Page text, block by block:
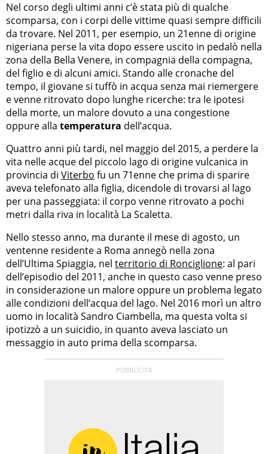
Nel corso degli ultimi anni c’è stata più di qualche
scomparsa, con i corpi delle vittime quasi sempre difficili
da trovare. Nel 2011, per esempio, un 21enne di origine
nigeriana perse la vita dopo essere uscito in pedalò nella
zona della Bella Venere, in compagnia della compagna,
del figlio e di alcuni amici. Stando alle cronache del
tempo, il giovane si tuffò in acqua senza mai riemergere
e venne ritrovato dopo lunghe ricerche: tra le ipotesi
della morte, un malore dovuto a una congestione
oppure alla temperatura dell’acqua.
Quattro anni più tardi, nel maggio del 2015, a perdere la
vita nelle acque del piccolo lago di origine vulcanica in
provincia di Viterbo fu un 71enne che prima di sparire
aveva telefonato alla figlia, dicendole di trovarsi al lago
per una passeggiata: il corpo venne ritrovato a pochi
metri dalla riva in località La Scaletta.
Nello stesso anno, ma durante il mese di agosto, un
ventenne residente a Roma annegò nella zona
dell’Ultima Spiaggia, nel territorio di Ronciglione: al pari
dell’episodio del 2011, anche in questo caso venne preso
in considerazione un malore oppure un problema legato
alle condizioni dell’acqua del lago. Nel 2016 morì un altro
uomo in località Sandro Ciambella, ma questa volta si
ipotizzò a un suicidio, in quanto aveva lasciato un
messaggio in auto prima della scomparsa.